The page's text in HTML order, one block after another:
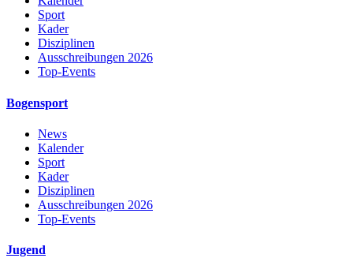
Sport
Kader
Disziplinen
Ausschreibungen 2026
Top-Events
Bogensport
News
Kalender
Sport
Kader
Disziplinen
Ausschreibungen 2026
Top-Events
Jugend